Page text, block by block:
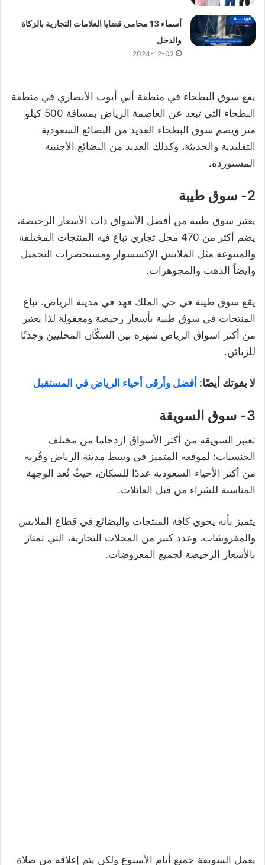
أسماء 13 محامي قضايا العلامات التجارية بالزكاة
والدخل
2024-12-02
يقع سوق البطحاء في منطقة أبي أيوب الأنصاري في منطقة
البطحاء التي تبعد عن العاصمة الرياض بمسافة 500 كيلو
متر ويضم سوق البطحاء العديد من البضائع السعودية
التقليدية والحديثة، وكذلك العديد من البضائع الأجنبية
المستوردة.
2- سوق طيبة
يعتبر سوق طيبة من أفضل الأسواق ذات الأسعار الرخيصة،
يضم أكثر من 470 محل تجاري تباع فيه المنتجات المختلفة
والمتنوعة مثل الملابس الإكسسوار ومستحضرات التجميل
وايضاً الذهب والمجوهرات.
يقع سوق طيبة في حي الملك فهد في مدينة الرياض، تباع
المنتجات في سوق طبية بأسعار رخيصة ومعقولة لذا يعتبر
من أكثر اسواق الرياض شهرة بين السكّان المحليين وجذبًا
للزبائن.
لا يفوتك أيضًا: أفضل وأرقى أحياء الرياض في المستقبل
3- سوق السويقة
تعتبر السويقة من أكثر الأسواق ازدحاما من مختلف
الجنسيات؛ لموقعه المتميز في وسط مدينة الرياض وقُربه
من أكثر الأحياء السعودية عددًا للسكان، حيثُ تُعد الوجهة
المناسبة للشراء من قبل العائلات.
يتميز بأنه يحوي كافة المنتجات والبضائع في قطاع الملابس
والمفروشات، وعدد كبير من المحلات التجارية، التي تمتاز
بالأسعار الرخيصة لجميع المعروضات.
يعمل السويقة جميع أيام الأسبوع ولكن يتم إغلاقه من صلاة